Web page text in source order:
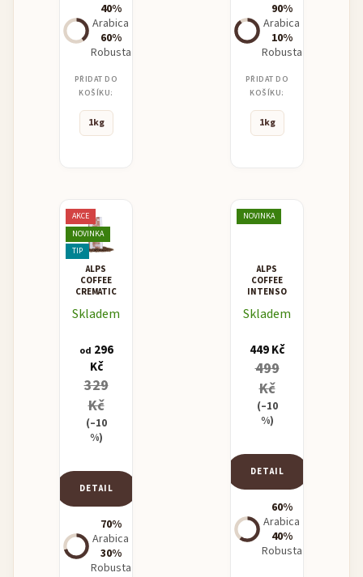
40%
Arabica
60%
Robusta
PŘIDAT DO
KOŠÍKU:
1kg
90%
Arabica
10%
Robusta
PŘIDAT DO
KOŠÍKU:
1kg
AKCE
NOVINKA
TIP
ALPS
COFFEE
CREMATIC
Skladem
od 296
Kč
329
Kč
(–10
%)
DETAIL
70%
Arabica
30%
Robusta
NOVINKA
ALPS
COFFEE
INTENSO
Skladem
449 Kč
499
Kč
(–10
%)
DETAIL
60%
Arabica
40%
Robusta